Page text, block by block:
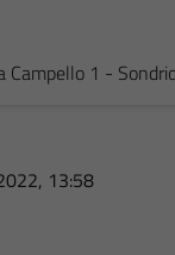
Campello 1 -
13:58